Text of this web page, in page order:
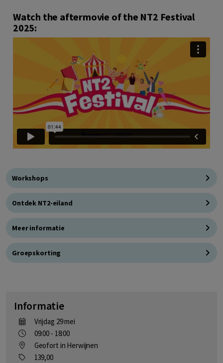
Watch the aftermovie of the NT2 Festival
2025:
Meer informatie
Workshops
Ontdek NT2-eiland
Groepskorting
Informatie
Vrijdag 29 mei
09:00 - 18:00
Geofort in Herwijnen
139,00